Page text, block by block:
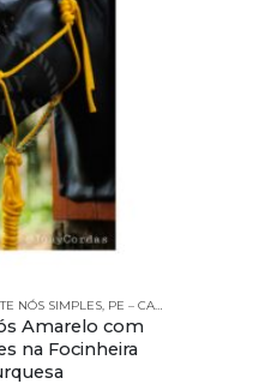
SIMPLES
NÓS SIMPLES PE – CABRESTOS
Amarelo com
na Focinheira